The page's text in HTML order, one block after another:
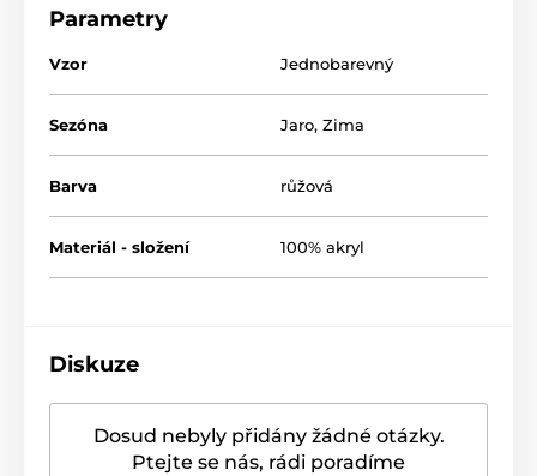
Parametry
Vzor Jednobarevný
Sezóna Jaro, Zima
Barva růžová
Materiál - složení 100% akryl
Diskuze
Dosud nebyly přidány žádné otázky.
Ptejte se nás, rádi poradíme